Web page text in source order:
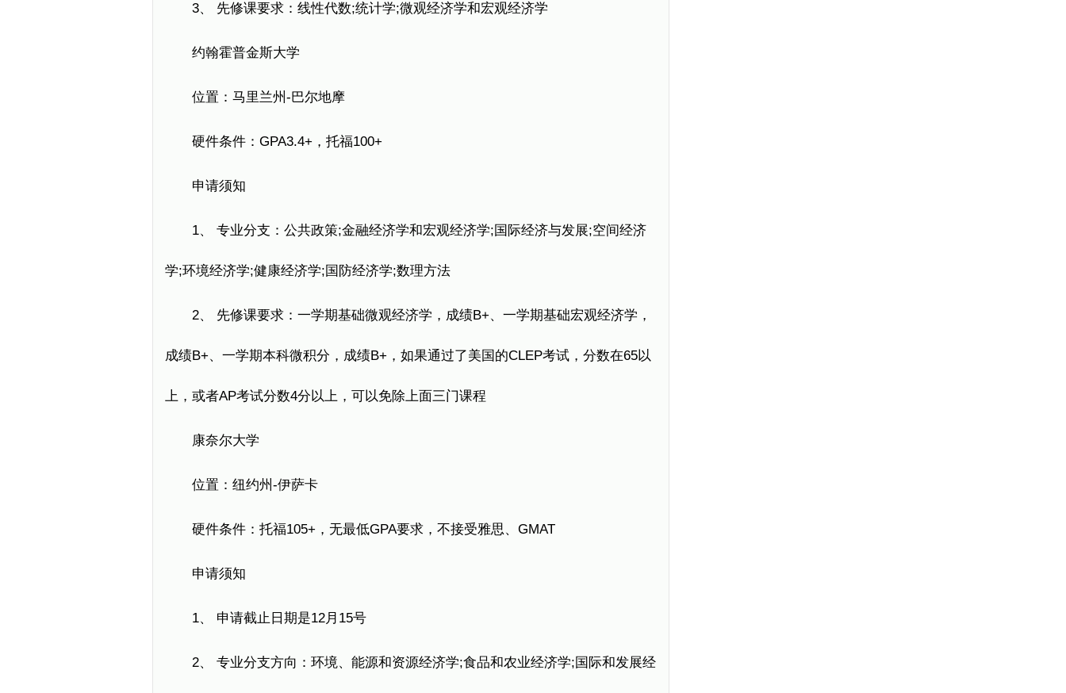
3、 先修课要求：线性代数;统计学;微观经济学和宏观经济学
约翰霍普金斯大学
位置：马里兰州-巴尔地摩
硬件条件：GPA3.4+，托福100+
申请须知
1、 专业分支：公共政策;金融经济学和宏观经济学;国际经济与发展;空间经济
学;环境经济学;健康经济学;国防经济学;数理方法
2、 先修课要求：一学期基础微观经济学，成绩B+、一学期基础宏观经济学，
成绩B+、一学期本科微积分，成绩B+，如果通过了美国的CLEP考试，分数在65以
上，或者AP考试分数4分以上，可以免除上面三门课程
康奈尔大学
位置：纽约州-伊萨卡
硬件条件：托福105+，无最低GPA要求，不接受雅思、GMAT
申请须知
1、 申请截止日期是12月15号
2、 专业分支方向：环境、能源和资源经济学;食品和农业经济学;国际和发展经